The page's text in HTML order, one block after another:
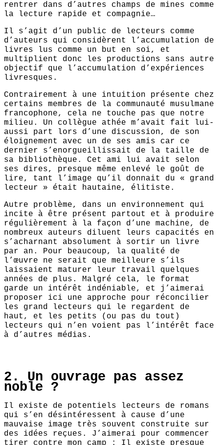
rentrer dans d’autres champs de mines comme
la lecture rapide et compagnie…
Il s’agit d’un public de lecteurs comme
d’auteurs qui considèrent l’accumulation de
livres lus comme un but en soi, et
multiplient donc les productions sans autre
objectif que l’accumulation d’expériences
livresques.
Contrairement à une intuition présente chez
certains membres de la communauté musulmane
francophone, cela ne touche pas que notre
milieu. Un collègue athée m’avait fait lui-
aussi part lors d’une discussion, de son
éloignement avec un de ses amis car ce
dernier s’enorgueillissait de la taille de
sa bibliothèque. Cet ami lui avait selon
ses dires, presque même enlevé le goût de
lire, tant l’image qu’il donnait du « grand
lecteur » était hautaine, élitiste.
Autre problème, dans un environnement qui
incite à être présent partout et à produire
régulièrement à la façon d’une machine, de
nombreux auteurs diluent leurs capacités en
s’acharnant absolument à sortir un livre
par an. Pour beaucoup, la qualité de
l’œuvre ne serait que meilleure s’ils
laissaient maturer leur travail quelques
années de plus. Malgré cela, le format
garde un intérêt indéniable, et j’aimerai
proposer ici une approche pour réconcilier
les grand lecteurs qui le regardent de
haut, et les petits (ou pas du tout)
lecteurs qui n’en voient pas l’intérêt face
à d’autres médias.
2. Un ouvrage pas assez
noble ?
Il existe de potentiels lecteurs de romans
qui s’en désintéressent à cause d’une
mauvaise image très souvent construite sur
des idées reçues. J’aimerai pour commencer
tirer contre mon camp : Il existe presque